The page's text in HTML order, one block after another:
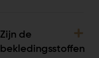
Zijn de
bekledingsstoffen